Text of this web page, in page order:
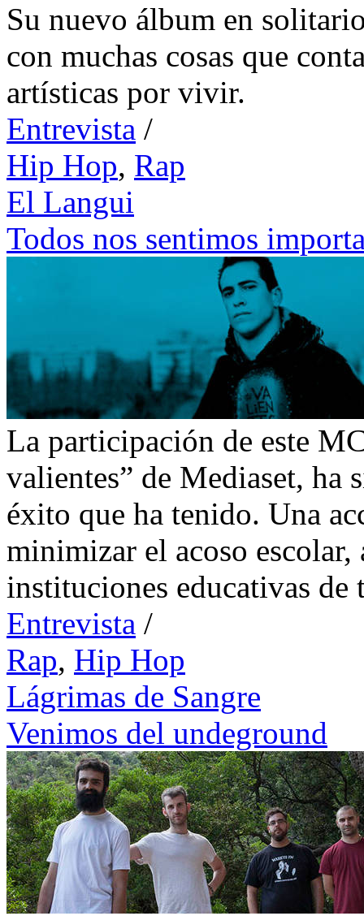
Su nuevo álbum en
con muchas cosas que
artísticas por vivir.
Entrevista /
Hip Hop, Rap
El Langui
Todos nos sentimos
La participación de este
valientes” de Mediaset, ha
éxito que ha tenido. Una
minimizar el acoso escolar,
instituciones educativas de
Entrevista /
Rap, Hip Hop
Lágrimas de Sangre
Venimos del undeground